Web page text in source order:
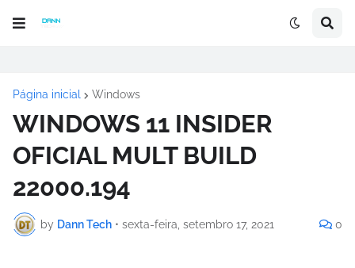
Página inicial Windows
WINDOWS 11 INSIDER
OFICIAL MULT BUILD
22000.194
by Dann Tech • sexta-feira, setembro 17, 2021 0